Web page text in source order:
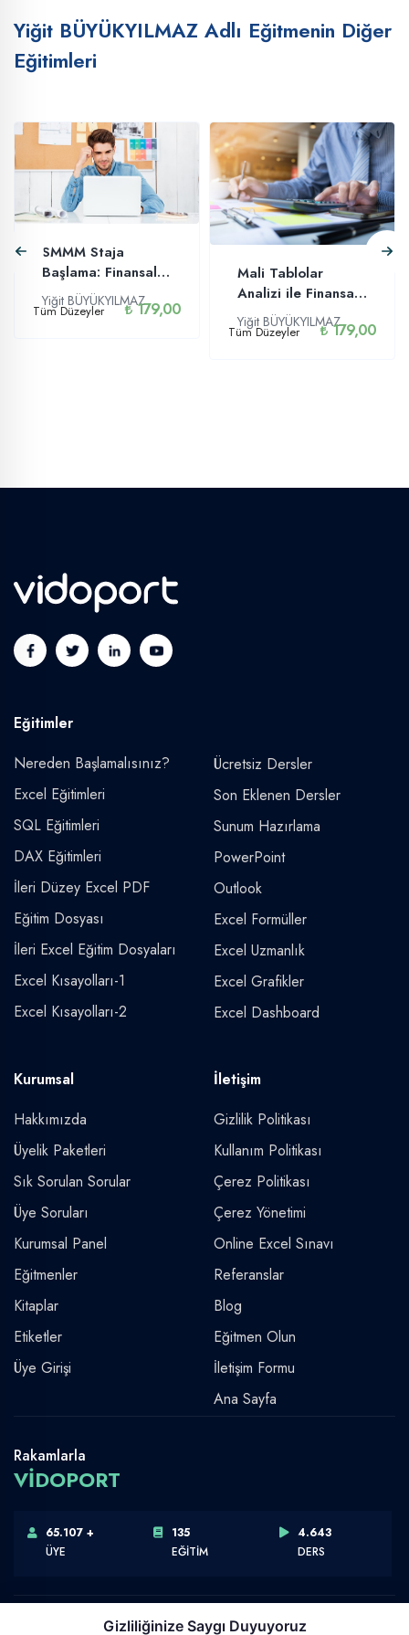
Yiğit BÜYÜKYILMAZ Adlı Eğitmenin Diğer
Eğitimleri
SMMM Staja
Başlama: Finansal
Muhasebe Eğitimi
Yiğit BÜYÜKYILMAZ
Tüm Düzeyler 179,00
Mali Tablolar
Analizi ile Finansal
Muhasebe
Okuryazarlığı
Yiğit BÜYÜKYILMAZ
Tüm Düzeyler 179,00
Eğitimler
Nereden Başlamalısınız?
Excel Eğitimleri
SQL Eğitimleri
DAX Eğitimleri
İleri Düzey Excel PDF
Eğitim Dosyası
İleri Excel Eğitim Dosyaları
Excel Kısayolları-1
Excel Kısayolları-2
Ücretsiz Dersler
Son Eklenen Dersler
Sunum Hazırlama
PowerPoint
Outlook
Excel Formüller
Excel Uzmanlık
Excel Grafikler
Excel Dashboard
Kurumsal
Hakkımızda
Üyelik Paketleri
Sık Sorulan Sorular
Üye Soruları
Kurumsal Panel
Eğitmenler
Kitaplar
Etiketler
Üye Girişi
İletişim
Gizlilik Politikası
Kullanım Politikası
Çerez Politikası
Çerez Yönetimi
Online Excel Sınavı
Referanslar
Blog
Eğitmen Olun
İletişim Formu
Ana Sayfa
Rakamlarla
VİDOPORT
65.107 +
ÜYE
135
EĞİTİM
4.643
DERS
Gizliliğinize Saygı Duyuyoruz